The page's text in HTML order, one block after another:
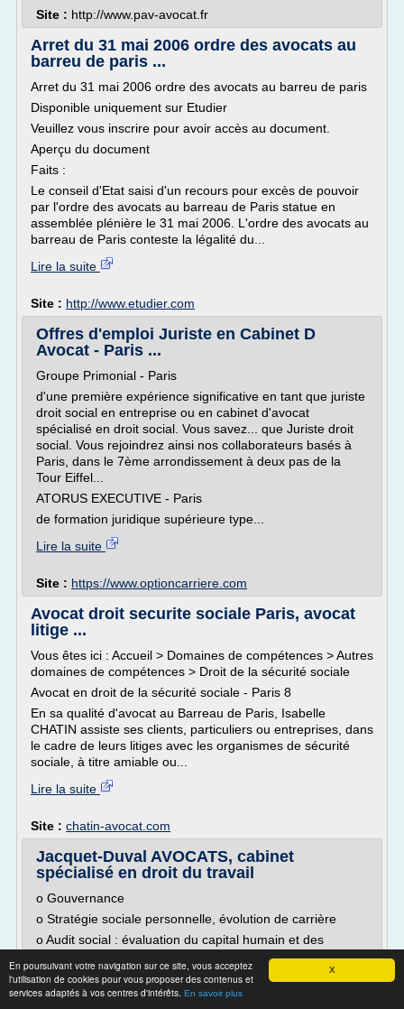
X
En poursuivant votre navigation sur ce site, vous acceptez
l'utilisation de cookies pour vous proposer des contenus et
services adaptés à vos centres d'intérêts. En savoir plus
Site : http://www.pav-avocat.fr
Arret du 31 mai 2006 ordre des avocats au
barreu de paris ...
Arret du 31 mai 2006 ordre des avocats au barreu de paris
Disponible uniquement sur Etudier
Veuillez vous inscrire pour avoir accès au document.
Aperçu du document
Faits :
Le conseil d'Etat saisi d'un recours pour excès de pouvoir
par l'ordre des avocats au barreau de Paris statue en
assemblée plénière le 31 mai 2006. L'ordre des avocats au
barreau de Paris conteste la légalité du...
Lire la suite
Site : http://www.etudier.com
Offres d'emploi Juriste en Cabinet D
Avocat - Paris ...
Groupe Primonial - Paris
d'une première expérience significative en tant que juriste
droit social en entreprise ou en cabinet d'avocat
spécialisé en droit social. Vous savez... que Juriste droit
social. Vous rejoindrez ainsi nos collaborateurs basés à
Paris, dans le 7ème arrondissement à deux pas de la
Tour Eiffel...
ATORUS EXECUTIVE - Paris
de formation juridique supérieure type...
Lire la suite
Site : https://www.optioncarriere.com
Avocat droit securite sociale Paris, avocat
litige ...
Vous êtes ici : Accueil > Domaines de compétences > Autres
domaines de compétences > Droit de la sécurité sociale
Avocat en droit de la sécurité sociale - Paris 8
En sa qualité d'avocat au Barreau de Paris, Isabelle
CHATIN assiste ses clients, particuliers ou entreprises, dans
le cadre de leurs litiges avec les organismes de sécurité
sociale, à titre amiable ou...
Lire la suite
Site : chatin-avocat.com
Jacquet-Duval AVOCATS, cabinet
spécialisé en droit du travail
o Gouvernance
o Stratégie sociale personnelle, évolution de carrière
o Audit social : évaluation du capital humain et des
besoins immédiats et de long terme, évaluation des
équipes de direction
o Vie quotidienne du CHSCT